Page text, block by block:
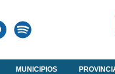
MUNICIPIOS